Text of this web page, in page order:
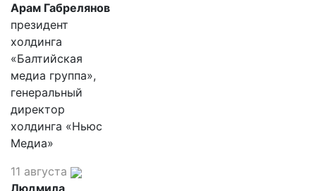
Арам Габрелянов
президент
холдинга
«Балтийская
медиа группа»,
генеральный
директор
холдинга «Ньюс
Медиа»
11 августа
Людмила